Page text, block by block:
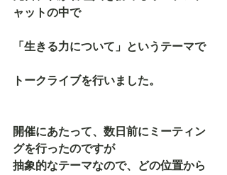
ャットの中で
「生きる力について」というテーマで
トークライブを行いました。
開催にあたって、数日前にミーティン
グを行ったのですが
抽象的なテーマなので、どの位置から